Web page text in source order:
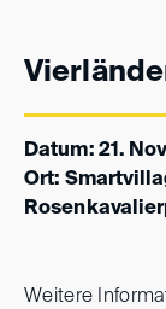
Datum: 21.
Ort:
Weitere